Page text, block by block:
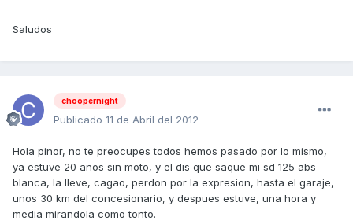
Saludos
choopernight
Publicado 11 de Abril del 2012
Hola pinor, no te preocupes todos hemos pasado por lo mismo,
ya estuve 20 años sin moto, y el dis que saque mi sd 125 abs
blanca, la lleve, cagao, perdon por la expresion, hasta el garaje,
unos 30 km del concesionario, y despues estuve, una hora y
media mirandola como tonto.